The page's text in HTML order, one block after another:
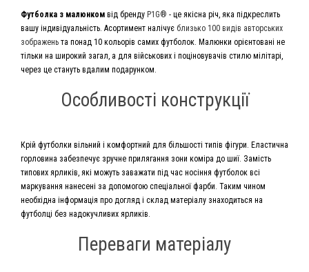
Футболка з малюнком від бренду P1G® - це якісна річ, яка підкреслить
вашу індивідуальність. Асортимент налічує близько 100 видів авторських
зображень та понад 10 кольорів самих футболок. Малюнки орієнтовані не
тільки на широкий загал, а для військових і поціновувачів стилю мілітарі,
через це стануть вдалим подарунком.
Особливості конструкції
Крій футболки вільний і комфортний для більшості типів фігури. Еластична
горловина забезпечує зручне прилягання зони коміра до шиї. Замість
типових ярликів, які можуть заважати під час носіння футболок всі
маркування нанесені за допомогою спеціальної фарби. Таким чином
необхідна інформація про догляд і склад матеріалу знаходиться на
футболці без надокучливих ярликів.
Переваги матеріалу